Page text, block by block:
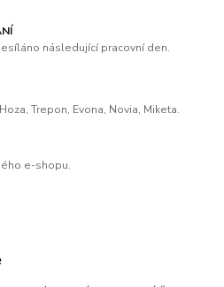
následující pracovní den.
Trepon, Evona, Novia, Miketa.
e-shopu.